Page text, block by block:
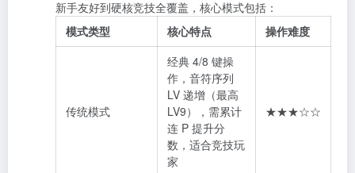
新手友好到硬核竞技全覆盖，核心模式包括：
模式类型
核心特点 操作难度
传统模式
经典 4/8 键操
作，音符序列
LV 递增（最高
LV9），需累计
连 P 提升分
数，适合竞技玩
家
★★★☆☆